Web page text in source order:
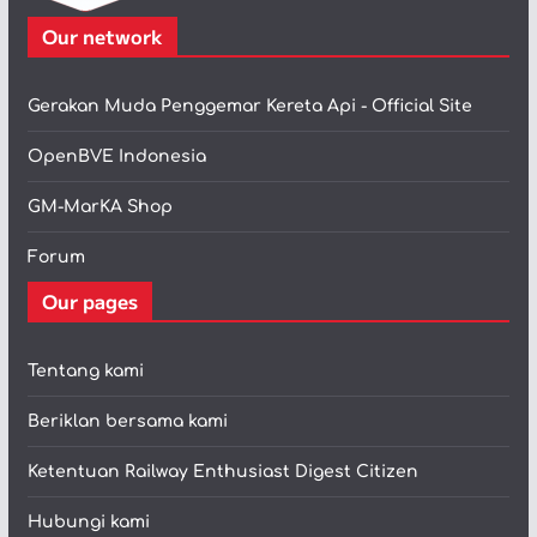
Our network
Gerakan Muda Penggemar Kereta Api - Official Site
OpenBVE Indonesia
GM-MarKA Shop
Forum
Our pages
Tentang kami
Beriklan bersama kami
Ketentuan Railway Enthusiast Digest Citizen
Hubungi kami